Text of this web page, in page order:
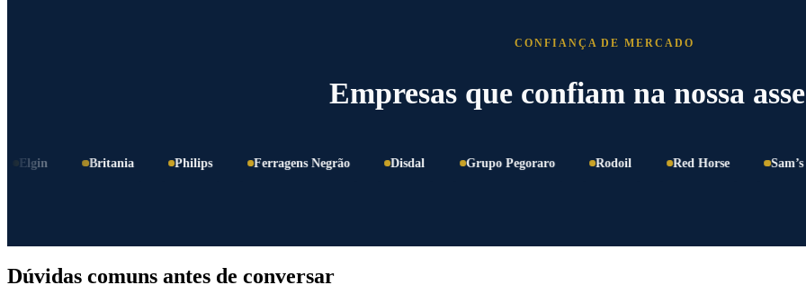
CONFIANÇA DE MERCADO
Empresas que confiam na nossa
Britania Philips Ferragens Negrão Disdal Grupo Pegoraro Rodoil Red Horse Sam’s Club
Dúvidas comuns antes de conversar